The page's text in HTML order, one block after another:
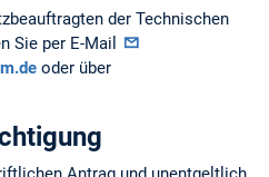
der Technischen
Sie per E-Mail
oder über